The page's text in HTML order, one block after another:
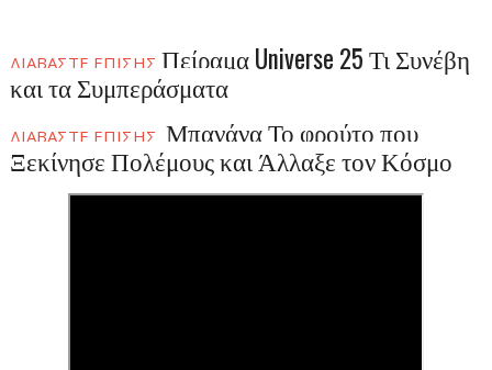
ΔΙΑΒΑΣΤΕ ΕΠΙΣΗΣ Πείραμα Universe 25 Τι Συνέβη
και τα Συμπεράσματα
ΔΙΑΒΑΣΤΕ ΕΠΙΣΗΣ Μπανάνα Το φρούτο που
Ξεκίνησε Πολέμους και Άλλαξε τον Κόσμο